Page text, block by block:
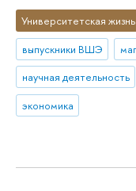
Университетская жизнь
выпускники ВШЭ
научная деятельность
экономика